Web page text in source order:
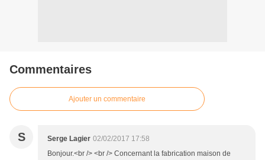
Commentaires
Ajouter un commentaire
S Serge Lagier 02/02/2017 17:58
Bonjour.<br /> <br /> Concernant la fabrication maison de